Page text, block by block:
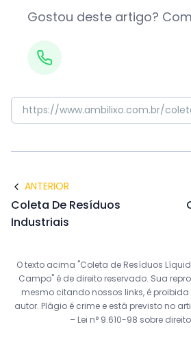
Gostou deste artigo?
ANTERIOR
Coleta De Resíduos
Industriais
O texto acima "Coleta de Resíduos
Campo" é de direito reservado. Sua
mesmo citando nossos links, é
autor. Plágio é crime e está previsto no
– Lei n° 9.610-98 sobre